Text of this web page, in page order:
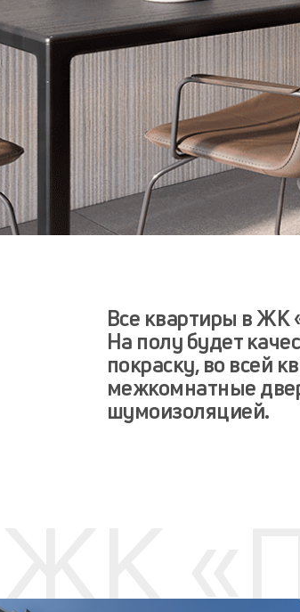
Все квартиры в ЖК
На полу будет
покраску, во всей
межкомнатные
шумоизоляцией.
ЖК